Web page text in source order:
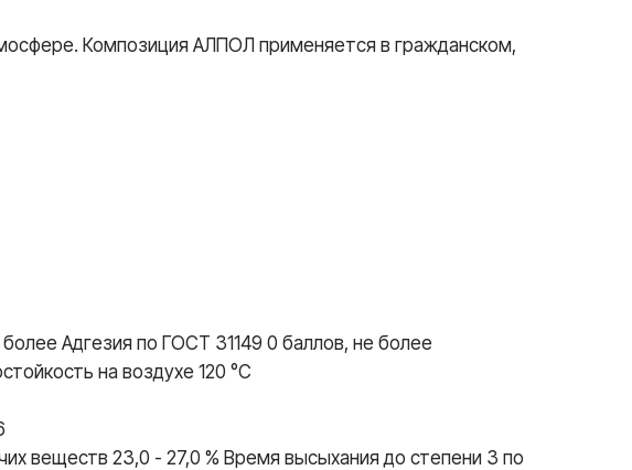
Композиция АЛПОЛ применяется в гражданском,
Адгезия по ГОСТ 31149 0 баллов, не более
на воздухе 120 °С
веществ 23,0 - 27,0 % Время высыхания до степени 3 по